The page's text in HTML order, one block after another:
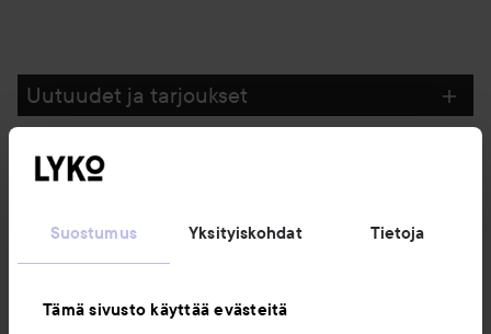
Suostumus Yksityiskohdat Tietoja
Tämä sivusto käyttää evästeitä
Uutuudet ja tarjoukset
Seuraa meitä